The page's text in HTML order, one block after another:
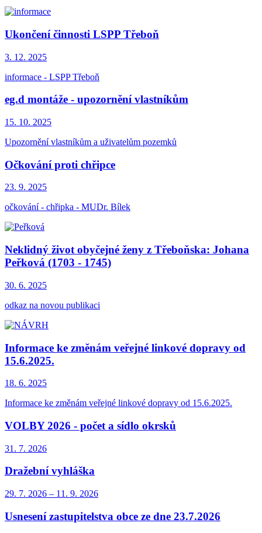
Ukončení činnosti LSPP Třeboň
3. 12. 2025
informace - LSPP Třeboň
eg.d montáže - upozornění vlastníkům
15. 10. 2025
Upozornění vlastníkům a uživatelům pozemků
Očkování proti chřipce
23. 9. 2025
očkování - chřipka - MUDr. Bílek
Neklidný život obyčejné ženy z Třeboňska: Johana
Peřková (1703 - 1745)
30. 6. 2025
odkaz na novou publikaci
Informace ke změnám veřejné linkové dopravy od
15.6.2025.
18. 6. 2025
Informace ke změnám veřejné linkové dopravy od 15.6.2025.
VOLBY 2026 - počet a sídlo okrsků
31. 7. 2026
Dražební vyhláška
29. 7. 2026 – 11. 9. 2026
Usnesení zastupitelstva obce ze dne 23.7.2026